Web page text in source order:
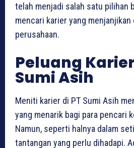
telah menjadi salah satu pilihan
mencari karier yang menjanjikan
perusahaan.
Peluang
Sumi Asih
Meniti karier di PT Sumi Asih
yang menarik bagi para pencari
Namun, seperti halnya dalam
tantangan yang perlu dihadapi.